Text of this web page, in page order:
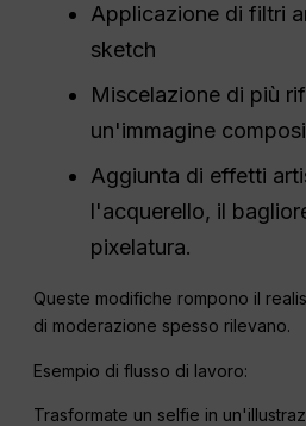
Applicazione di filtri
sketch
Miscelazione di più
un'immagine
Aggiunta di effetti
l'acquerello, il
pixelatura.
Queste modifiche rompono il
di moderazione spesso rilevano.
Esempio di flusso di lavoro:
Trasformate un selfie in